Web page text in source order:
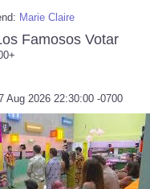
Marie Claire
Famosos Votar
Aug 2026 22:30:00 -0700